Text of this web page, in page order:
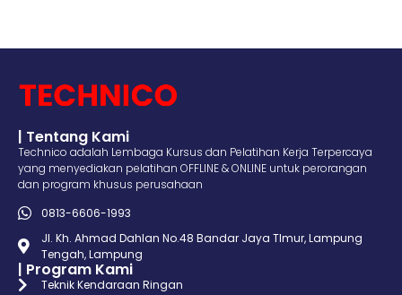
| Tentang Kami
Technico adalah Lembaga Kursus dan Pelatihan Kerja Terpercaya
yang menyediakan pelatihan OFFLINE & ONLINE untuk perorangan
dan program khusus perusahaan
0813-6606-1993
Jl. Kh. Ahmad Dahlan No.48 Bandar Jaya TImur, Lampung
Tengah, Lampung
| Program Kami
Teknik Kendaraan Ringan